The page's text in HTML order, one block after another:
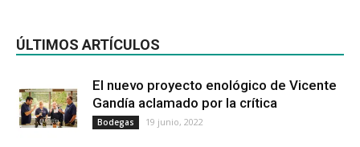
ÚLTIMOS ARTÍCULOS
El nuevo proyecto enológico de Vicente
Gandía aclamado por la crítica
Bodegas 19 junio, 2022